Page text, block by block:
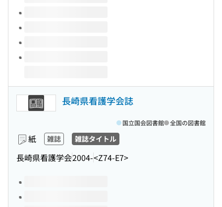
長崎県看護学会誌
紙 雑誌 雑誌タイトル
長崎県看護学会2004-<Z74-E7>
国立国会図書館 全国の図書館
このタイトルの巻号